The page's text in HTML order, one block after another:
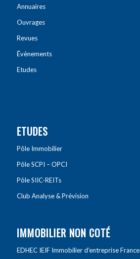
Annuaires
Ouvrages
Revues
Évènements
Etudes
ETUDES
Pôle Immobilier
Pôle SCPI – OPCI
Pôle SIIC-REITs
Club Analyse & Prévision
IMMOBILIER NON COTÉ
EDHEC IEIF Immobilier d’entreprise France